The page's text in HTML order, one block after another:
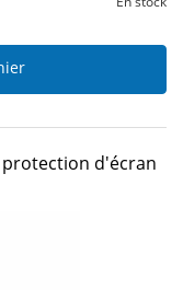
protection d'écran